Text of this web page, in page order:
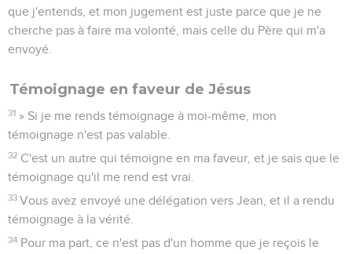
que j'entends, et mon jugement est juste parce que je ne
cherche pas à faire ma volonté, mais celle du Père qui m'a
envoyé.
Témoignage en faveur de Jésus
31 » Si je me rends témoignage à moi-même, mon
témoignage n'est pas valable.
32 C'est un autre qui témoigne en ma faveur, et je sais que le
témoignage qu'il me rend est vrai.
33 Vous avez envoyé une délégation vers Jean, et il a rendu
témoignage à la vérité.
34 Pour ma part, ce n'est pas d'un homme que je reçois le